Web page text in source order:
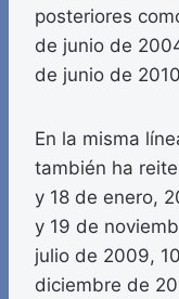
posteriores
de junio de
de junio de
En la misma
también ha
y 18 de enero,
y 19 de
julio de 2009,
diciembre de